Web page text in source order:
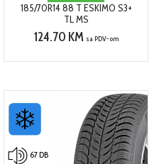
185/70R14 88 T ESKIMO S3+
TL MS
124.70 KM sa PDV-om
67 DB